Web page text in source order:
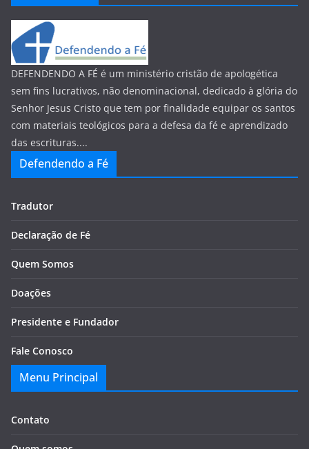
DEFENDENDO A FÉ é um ministério cristão de apologética
sem fins lucrativos, não denominacional, dedicado à glória do
Senhor Jesus Cristo que tem por finalidade equipar os santos
com materiais teológicos para a defesa da fé e aprendizado
das escrituras....
Defendendo a Fé
Tradutor
Declaração de Fé
Quem Somos
Doações
Presidente e Fundador
Fale Conosco
Menu Principal
Contato